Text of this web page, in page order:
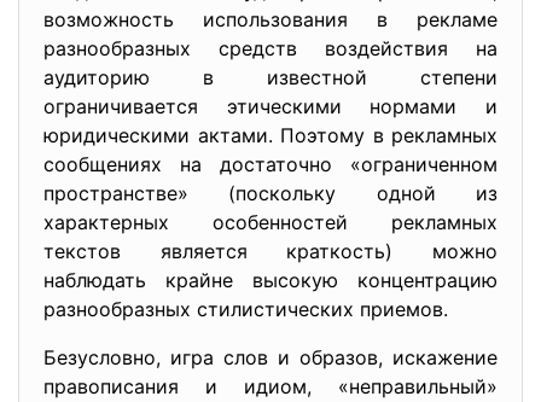
возможность использования в рекламе
разнообразных средств воздействия на
аудиторию в известной степени
ограничивается этическими нормами и
юридическими актами. Поэтому в рекламных
сообщениях на достаточно «ограниченном
пространстве» (поскольку одной из
характерных особенностей рекламных
текстов является краткость) можно
наблюдать крайне высокую концентрацию
разнообразных стилистических приемов.
Безусловно, игра слов и образов, искажение
правописания и идиом, «неправильный»